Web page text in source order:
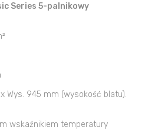
Series 5-palnikowy
Wys. 945 mm (wysokość blatu).
wskaźnikiem temperatury